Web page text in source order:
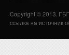
Copyright © 2013.
ссылка на источник